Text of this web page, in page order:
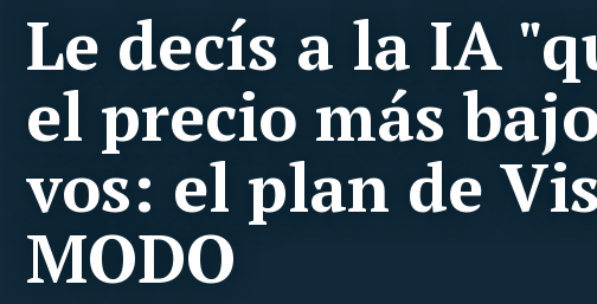
Le decís a la IA
el precio más
vos: el plan de
MODO